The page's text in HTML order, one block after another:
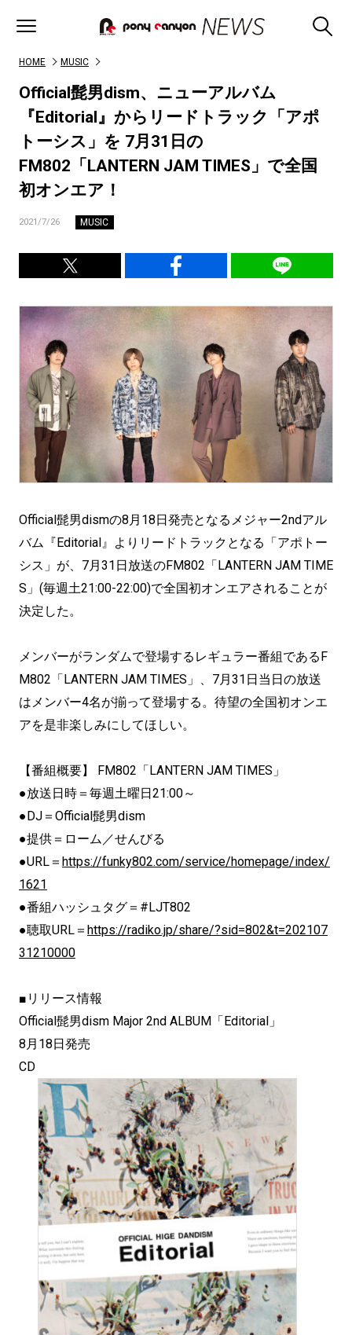
HOME MUSIC
Official髭男dism、ニューアルバム
『Editorial』からリードトラック「アポ
トーシス」を 7月31日の
FM802「LANTERN JAM TIMES」で全国
初オンエア！
2021/7/26 MUSIC
Official髭男dismの8月18日発売となるメジャー2ndアル
バム『Editorial』よりリードトラックとなる「アポトー
シス」が、7月31日放送のFM802「LANTERN JAM TIME
S」(毎週土21:00-22:00)で全国初オンエアされることが
決定した。
メンバーがランダムで登場するレギュラー番組であるF
M802「LANTERN JAM TIMES」、7月31日当日の放送
はメンバー4名が揃って登場する。待望の全国初オンエ
アを是非楽しみにしてほしい。
【番組概要】 FM802「LANTERN JAM TIMES」
●放送日時＝毎週土曜日21:00～
●DJ＝Official髭男dism
●提供＝ローム／せんびる
●URL＝ https://funky802.com/service/homepage/index/
1621
●番組ハッシュタグ＝#LJT802
●聴取URL＝ https://radiko.jp/share/?sid=802&t=202107
31210000
■リリース情報
Official髭男dism Major 2nd ALBUM「Editorial」
8月18日発売
CD